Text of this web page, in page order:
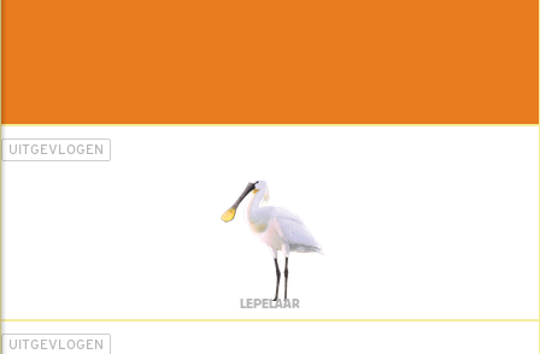
UITGEVLOGEN
LEPELAAR
UITGEVLOGEN